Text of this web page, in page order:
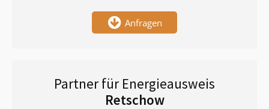
Anfragen
Partner für Energieausweis
Retschow